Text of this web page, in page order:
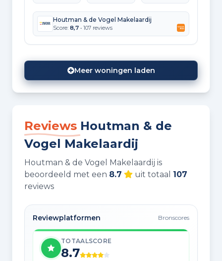
Houtman & de Vogel Makelaardij
Score: 8,7 • 107 reviews
Meer woningen laden
Reviews Houtman & de
Vogel Makelaardij
Houtman & de Vogel Makelaardij is
beoordeeld met een 8.7 uit totaal 107
reviews
Reviewplatformen Bronscores
TOTAALSCORE
8.7